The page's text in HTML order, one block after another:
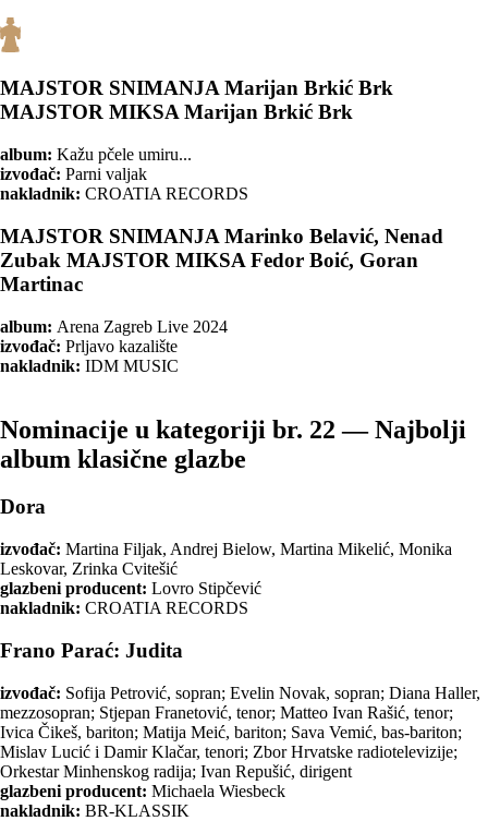
MAJSTOR SNIMANJA Marijan Brkić Brk
MAJSTOR MIKSA Marijan Brkić Brk
album: Kažu pčele umiru...
izvođač: Parni valjak
nakladnik: CROATIA RECORDS
MAJSTOR SNIMANJA Marinko Belavić, Nenad
Zubak MAJSTOR MIKSA Fedor Boić, Goran
Martinac
album: Arena Zagreb Live 2024
izvođač: Prljavo kazalište
nakladnik: IDM MUSIC
Nominacije u kategoriji br. 22 — Najbolji
album klasične glazbe
Dora
izvođač: Martina Filjak, Andrej Bielow, Martina Mikelić, Monika
Leskovar, Zrinka Cvitešić
glazbeni producent: Lovro Stipčević
nakladnik: CROATIA RECORDS
Frano Parać: Judita
izvođač: Sofija Petrović, sopran; Evelin Novak, sopran; Diana Haller,
mezzosopran; Stjepan Franetović, tenor; Matteo Ivan Rašić, tenor;
Ivica Čikeš, bariton; Matija Meić, bariton; Sava Vemić, bas-bariton;
Mislav Lucić i Damir Klačar, tenori; Zbor Hrvatske radiotelevizije;
Orkestar Minhenskog radija; Ivan Repušić, dirigent
glazbeni producent: Michaela Wiesbeck
nakladnik: BR-KLASSIK